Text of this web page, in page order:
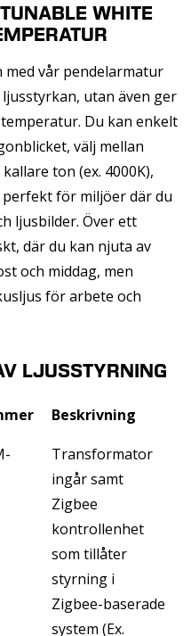
WHITE
vår pendelarmatur
utan även ger
Du kan enkelt
välj mellan
ton (ex. 4000K),
för miljöer där du
ljusbilder. Över ett
där du kan njuta av
och middag, men
för arbete och
LJUSSTYRNING
Beskrivning
Transformator
ingår samt
Zigbee
kontrollenhet
som tillåter
styrning i
Zigbee-baserade
system (Ex.